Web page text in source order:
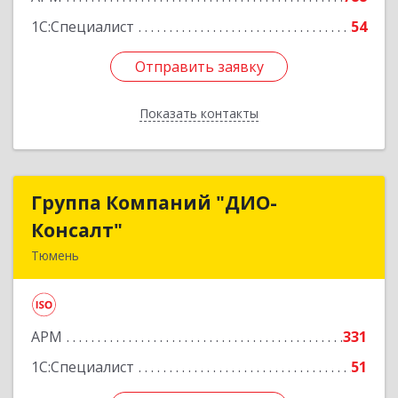
1С:Специалист
54
Отправить заявку
Показать контакты
Отправить заявку
Назад
Группа Компаний "ДИО-
Консалт"
Тюмень
АРМ
331
1С:Специалист
51
Группа Компаний "ДИО-
Подробнее